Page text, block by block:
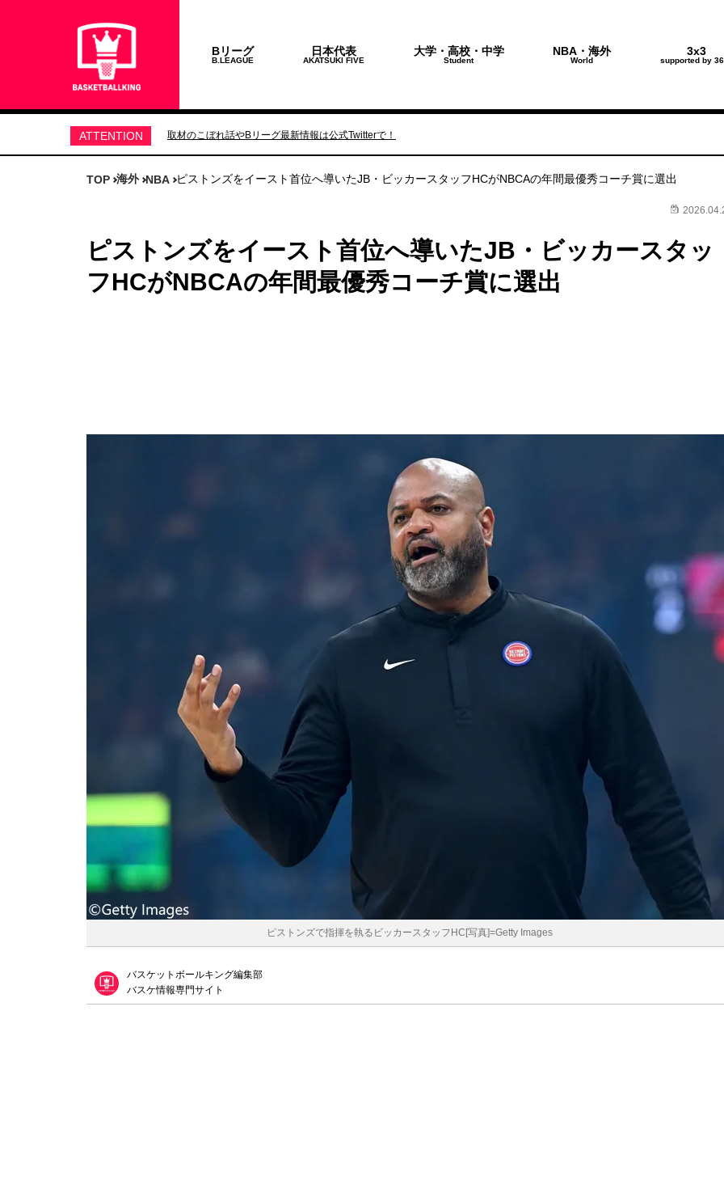
Bリーグ
B.LEAGUE
日本代表
AKATSUKI FIVE
大学・高校・中学
Student
NBA・海外
World
3x3
supported by
ATTENTION 取材のこぼれ話やBリーグ最新情報は公式Twitterで！
TOP 海外 NBA ピストンズをイースト首位へ導いたJB・ビッカースタッフHCがNBCAの年間最優秀コーチ賞に選出
ピストンズをイースト首位へ導いたJB・ビッカースタッ
フHCがNBCAの年間最優秀コーチ賞に選出
ピストンズで指揮を執るビッカースタッフHC[写真]=Getty Images
バスケットボールキング編集部
バスケ情報専門サイト